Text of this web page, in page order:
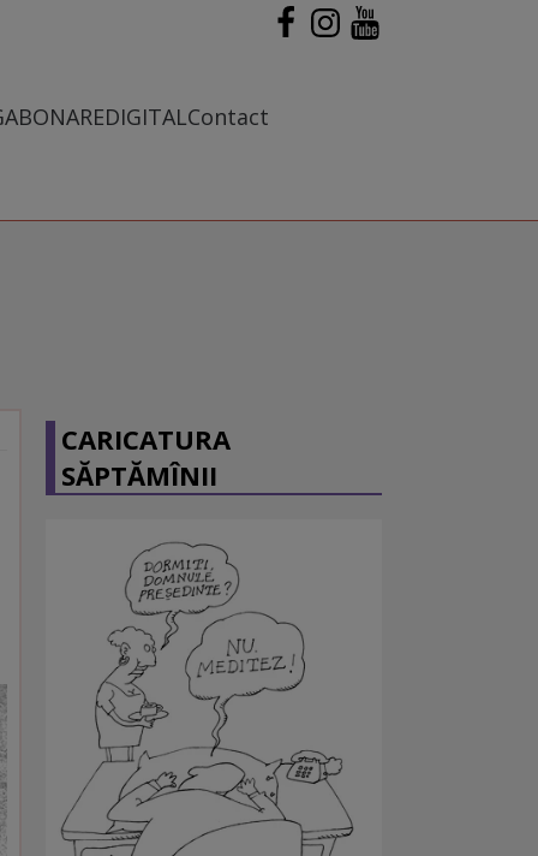
ABONAREDIGITALContact
CARICATURA
SĂPTĂMÎNII